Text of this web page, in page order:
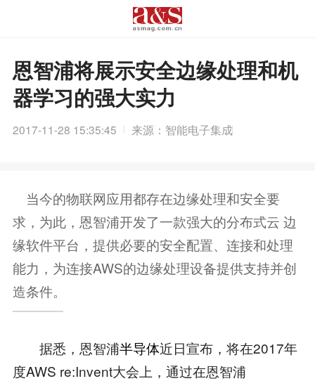
恩智浦将展示安全边缘处理和机
器学习的强大实力
2017-11-28 15:35:45 来源：智能电子集成
当今的物联网应用都存在边缘处理和安全要
求，为此，恩智浦开发了一款强大的分布式云 边
缘软件平台，提供必要的安全配置、连接和处理
能力，为连接AWS的边缘处理设备提供支持并创
造条件。
据悉，恩智浦半导体近日宣布，将在2017年
度AWS re:Invent大会上，通过在恩智浦